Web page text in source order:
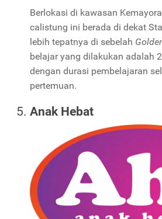
Berlokasi di kawasan
calistung ini berada di dekat
lebih tepatnya di sebelah
belajar yang dilakukan adalah
dengan durasi pembelajaran
pertemuan.
Anak Hebat